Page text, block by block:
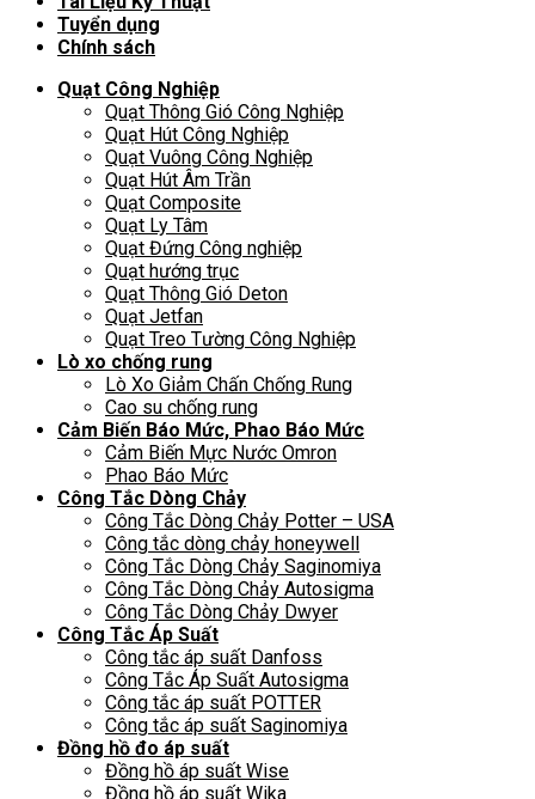
Tuyển dụng
Chính sách
Quạt Công Nghiệp
Quạt Thông Gió Công Nghiệp
Quạt Hút Công Nghiệp
Quạt Vuông Công Nghiệp
Quạt Hút Âm Trần
Quạt Composite
Quạt Ly Tâm
Quạt Đứng Công nghiệp
Quạt hướng trục
Quạt Thông Gió Deton
Quạt Jetfan
Quạt Treo Tường Công Nghiệp
Lò xo chống rung
Lò Xo Giảm Chấn Chống Rung
Cao su chống rung
Cảm Biến Báo Mức, Phao Báo Mức
Cảm Biến Mực Nước Omron
Phao Báo Mức
Công Tắc Dòng Chảy
Công Tắc Dòng Chảy Potter – USA
Công tắc dòng chảy honeywell
Công Tắc Dòng Chảy Saginomiya
Công Tắc Dòng Chảy Autosigma
Công Tắc Dòng Chảy Dwyer
Công Tắc Áp Suất
Công tắc áp suất Danfoss
Công Tắc Áp Suất Autosigma
Công tắc áp suất POTTER
Công tắc áp suất Saginomiya
Đồng hồ đo áp suất
Đồng hồ áp suất Wise
Đồng hồ áp suất Wika